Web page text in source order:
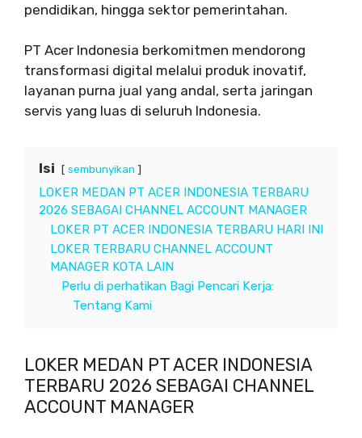
pendidikan, hingga sektor pemerintahan.
PT Acer Indonesia berkomitmen mendorong
transformasi digital melalui produk inovatif,
layanan purna jual yang andal, serta jaringan
servis yang luas di seluruh Indonesia.
Isi sembunyikan
LOKER MEDAN PT ACER INDONESIA TERBARU
2026 SEBAGAI CHANNEL ACCOUNT MANAGER
LOKER PT ACER INDONESIA TERBARU HARI INI
LOKER TERBARU CHANNEL ACCOUNT
MANAGER KOTA LAIN
Perlu di perhatikan Bagi Pencari Kerja:
Tentang Kami
LOKER MEDAN PT ACER INDONESIA
TERBARU 2026 SEBAGAI CHANNEL
ACCOUNT MANAGER